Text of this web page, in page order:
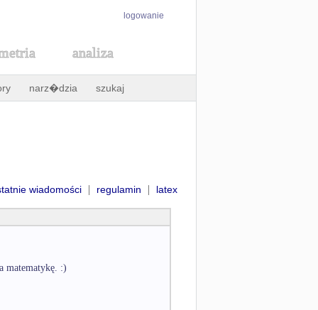
logowanie
analiza
narz�dzia szukaj
wiadomości | regulamin | latex
matematykę. :)